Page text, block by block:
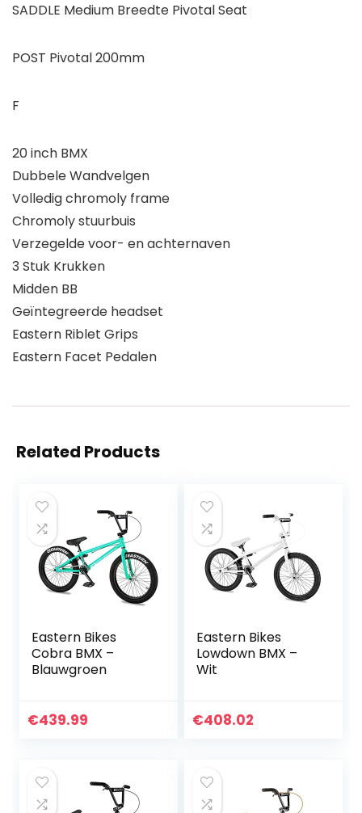
SADDLE Medium Breedte Pivotal Seat
POST Pivotal 200mm
F
20 inch BMX
Dubbele Wandvelgen
Volledig chromoly frame
Chromoly stuurbuis
Verzegelde voor- en achternaven
3 Stuk Krukken
Midden BB
Geïntegreerde headset
Eastern Riblet Grips
Eastern Facet Pedalen
Related Products
Eastern Bikes
Cobra BMX –
Blauwgroen
€439.99
Eastern Bikes
Lowdown BMX –
Wit
€408.02